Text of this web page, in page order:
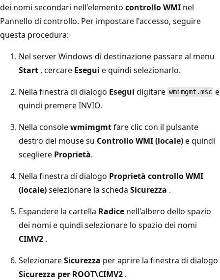
dei nomi secondari nell'elemento controllo WMI nel
Pannello di controllo. Per impostare l'accesso, seguire
questa procedura:
Nel server Windows di destinazione passare al menu
Start , cercare Esegui e quindi selezionarlo.
Nella finestra di dialogo Esegui digitare wmimgmt.msc e
quindi premere INVIO.
Nella consolewmimgmtfare clic con il pulsante
destro del mouse su Controllo WMI (locale)e quindi
scegliere Proprietà.
Nella finestra di dialogo Proprietà controllo WMI
(locale)selezionare la scheda Sicurezza .
Espandere la cartella Radice nell'albero dello spazio
dei nomi e quindi selezionare lo spazio dei nomi
CIMV2 .
SelezionareSicurezza per aprire la finestra di dialogo
Sicurezza per ROOT\CIMV2 .